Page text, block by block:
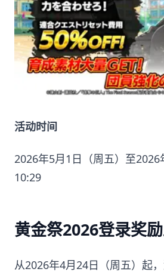
活动时间
2026年5月1日（周五）至2026
10:29
黄金祭2026登录奖
从2026年4月24日（周五）起